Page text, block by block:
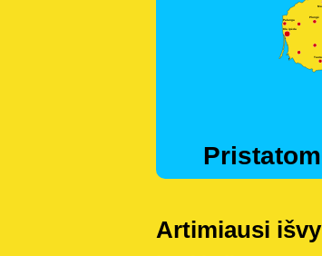
Artimiausi